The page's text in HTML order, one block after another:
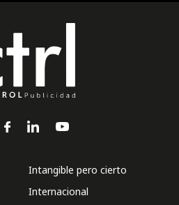
Intangible pero cierto
Internacional